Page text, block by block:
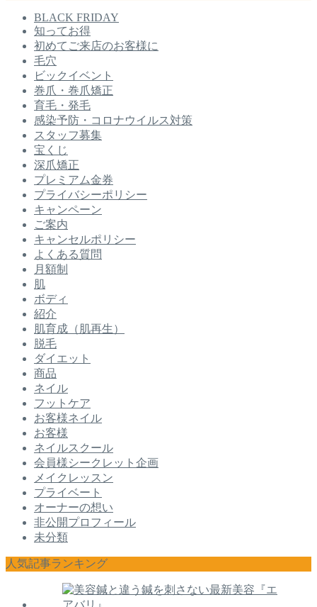
BLACK FRIDAY
知ってお得
初めてご来店のお客様に
毛穴
ビックイベント
巻爪・巻爪矯正
育毛・発毛
感染予防・コロナウイルス対策
スタッフ募集
宝くじ
深爪矯正
プレミアム金券
プライバシーポリシー
キャンペーン
ご案内
キャンセルポリシー
よくある質問
月額制
肌
ボディ
紹介
肌育成（肌再生）
脱毛
ダイエット
商品
ネイル
フットケア
お客様ネイル
お客様
ネイルスクール
会員様シークレット企画
メイクレッスン
プライベート
オーナーの想い
非公開プロフィール
未分類
人気記事ランキング